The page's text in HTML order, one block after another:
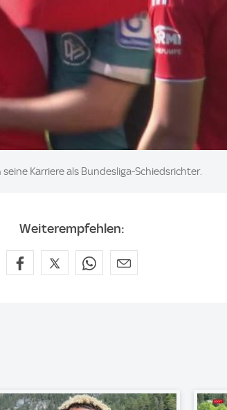
Karriere als Bundesliga-Schiedsrichter.
Weiterempfehlen: